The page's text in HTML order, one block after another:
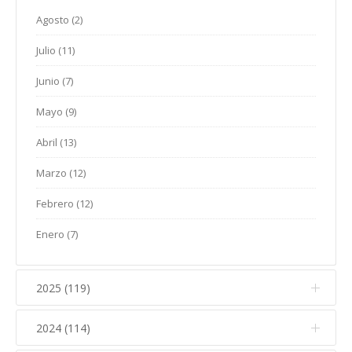
Agosto (2)
Julio (11)
Junio (7)
Mayo (9)
Abril (13)
Marzo (12)
Febrero (12)
Enero (7)
2025 (119)
Diciembre (12)
2024 (114)